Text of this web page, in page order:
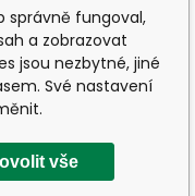
správně fungoval,
a zobrazovat
jsou nezbytné, jiné
Své nastavení
vše